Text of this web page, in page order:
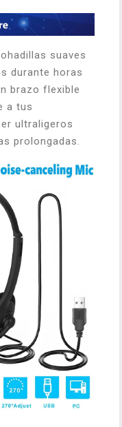
suaves
durante horas
brazo flexible
a tus
ultraligeros
prolongadas.